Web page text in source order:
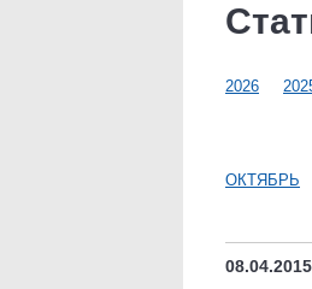
2026
ОКТЯБРЬ
08.04.2015